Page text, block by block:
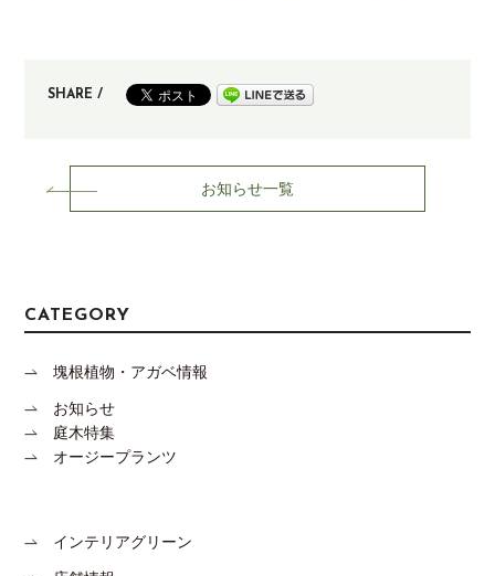
SHARE /
お知らせ一覧
CATEGORY
塊根植物・アガベ情報
お知らせ
庭木特集
オージープランツ
インテリアグリーン